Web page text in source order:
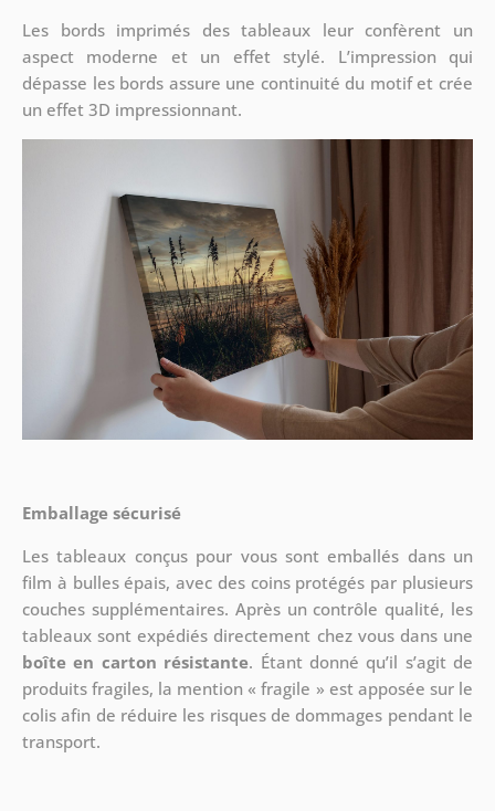
Les bords imprimés des tableaux leur confèrent un
aspect moderne et un effet stylé. L’impression qui
dépasse les bords assure une continuité du motif et crée
un effet 3D impressionnant.
Emballage sécurisé
Les tableaux conçus pour vous sont emballés dans un
film à bulles épais, avec des coins protégés par plusieurs
couches supplémentaires. Après un contrôle qualité, les
tableaux sont expédiés directement chez vous dans une
boîte en carton résistante. Étant donné qu’il s’agit de
produits fragiles, la mention « fragile » est apposée sur le
colis afin de réduire les risques de dommages pendant le
transport.